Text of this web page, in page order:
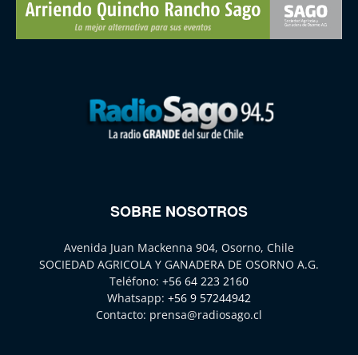
SOBRE NOSOTROS
Avenida Juan Mackenna 904, Osorno, Chile
SOCIEDAD AGRICOLA Y GANADERA DE OSORNO A.G.
Teléfono: +56 64 223 2160
Whatsapp: +56 9 57244942
Contacto: prensa@radiosago.cl